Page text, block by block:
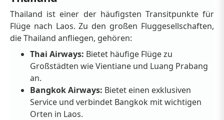
Thailand ist einer der häufigsten Transitpunkte für
Flüge nach Laos. Zu den großen Fluggesellschaften,
die Thailand anfliegen, gehören:
Thai Airways: Bietet häufige Flüge zu
Großstädten wie Vientiane und Luang Prabang
an.
Bangkok Airways: Bietet einen exklusiven
Service und verbindet Bangkok mit wichtigen
Orten in Laos.